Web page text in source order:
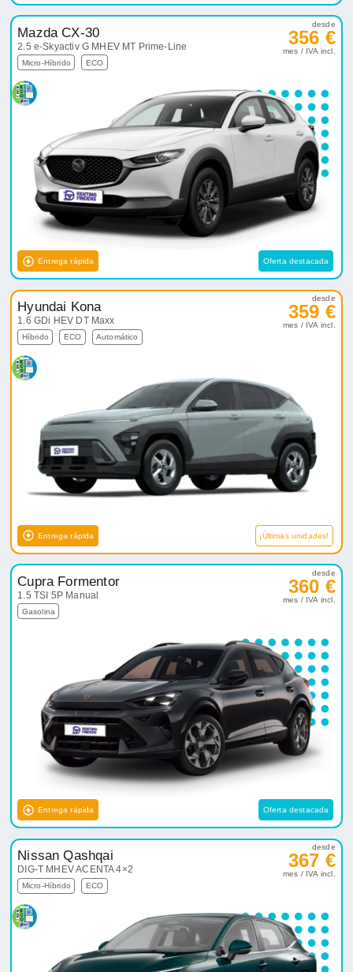
Mazda CX-30
2.5 e-Skyactiv G MHEV MT Prime-Line
Micro-Híbrido ECO
desde
356 €
mes / IVA incl.
Entrega rápida Oferta destacada
Hyundai Kona
1.6 GDi HEV DT Maxx
Híbrido ECO Automático
desde
359 €
mes / IVA incl.
Entrega rápida ¡Últimas unidades!
Cupra Formentor
1.5 TSI 5P Manual
Gasolina
desde
360 €
mes / IVA incl.
Entrega rápida Oferta destacada
Nissan Qashqai
DIG-T MHEV ACENTA 4×2
Micro-Híbrido ECO
desde
367 €
mes / IVA incl.